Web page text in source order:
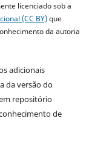
licenciado sob a
(CC BY)que
da autoria
adicionais
da versão do
repositório
de